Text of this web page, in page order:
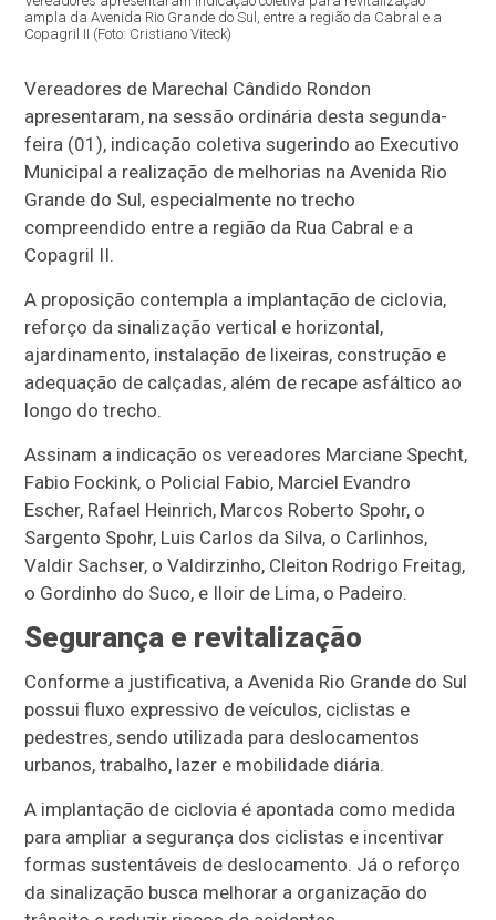
ampla da Avenida Rio Grande do Sul, entre a região da Cabral e a
Copagril II (Foto: Cristiano Viteck)
Vereadores de Marechal Cândido Rondon
apresentaram, na sessão ordinária desta segunda-
feira (01), indicação coletiva sugerindo ao Executivo
Municipal a realização de melhorias na Avenida Rio
Grande do Sul, especialmente no trecho
compreendido entre a região da Rua Cabral e a
Copagril II.
A proposição contempla a implantação de ciclovia,
reforço da sinalização vertical e horizontal,
ajardinamento, instalação de lixeiras, construção e
adequação de calçadas, além de recape asfáltico ao
longo do trecho.
Assinam a indicação os vereadores Marciane Specht,
Fabio Fockink, o Policial Fabio, Marciel Evandro
Escher, Rafael Heinrich, Marcos Roberto Spohr, o
Sargento Spohr, Luis Carlos da Silva, o Carlinhos,
Valdir Sachser, o Valdirzinho, Cleiton Rodrigo Freitag,
o Gordinho do Suco, e Iloir de Lima, o Padeiro.
Segurança e revitalização
Conforme a justificativa, a Avenida Rio Grande do Sul
possui fluxo expressivo de veículos, ciclistas e
pedestres, sendo utilizada para deslocamentos
urbanos, trabalho, lazer e mobilidade diária.
A implantação de ciclovia é apontada como medida
para ampliar a segurança dos ciclistas e incentivar
formas sustentáveis de deslocamento. Já o reforço
da sinalização busca melhorar a organização do